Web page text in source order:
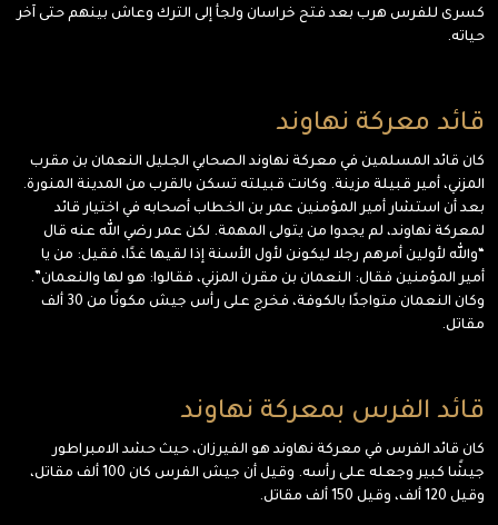
كسرى للفرس هرب بعد فتح خراسان ولجأ إلى الترك وعاش بينهم حتى آخر
حياته.
قائد معركة نهاوند
كان قائد المسلمين في معركة نهاوند الصحابي الجليل النعمان بن مقرب
المزني، أمير قبيلة مزينة. وكانت قبيلته تسكن بالقرب من المدينة المنورة.
بعد أن استشار أمير المؤمنين عمر بن الخطاب أصحابه في اختيار قائد
لمعركة نهاوند، لم يجدوا من يتولى المهمة. لكن عمر رضي الله عنه قال
“والله لأولين أمرهم رجلا ليكونن لأول الأسنة إذا لقيها غدًا، فقيل: من يا
أمير المؤمنين فقال: النعمان بن مقرن المزني، فقالوا: هو لها والنعمان”.
وكان النعمان متواجدًا بالكوفة، فخرج على رأس جيش مكونًا من 30 ألف
مقاتل.
قائد الفرس بمعركة نهاوند
كان قائد الفرس في معركة نهاوند هو الفيرزان، حيث حشد الامبراطور
جيشًا كبير وجعله على رأسه. وقيل أن جيش الفرس كان 100 ألف مقاتل،
وقيل 120 ألف، وقيل 150 ألف مقاتل.